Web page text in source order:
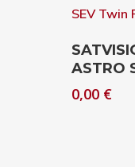
ASTRO
0,00 €